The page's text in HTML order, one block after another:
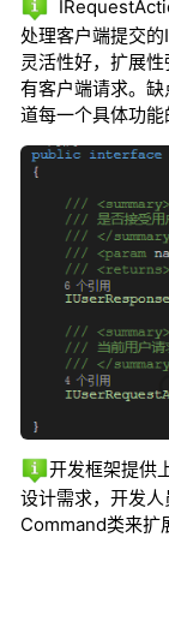
处理客户端提交
灵活性好，扩展
有客户端请求。
道每一个具体功能
开发框架提供
设计需求，开发
Command类来扩